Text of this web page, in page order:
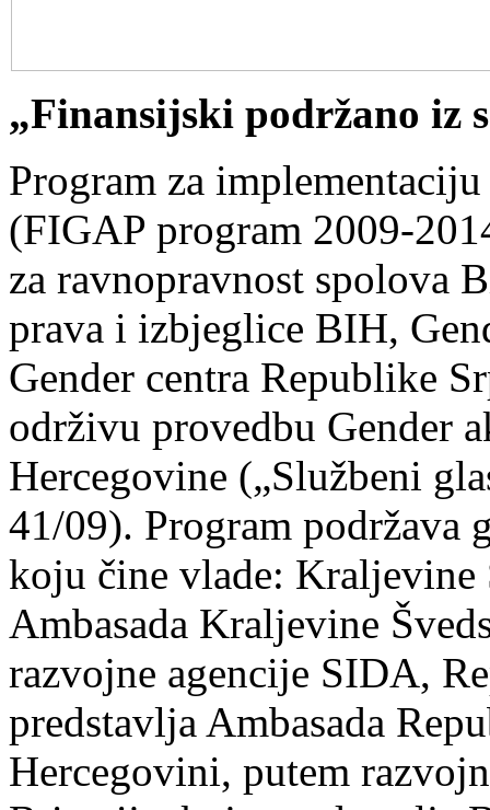
„Finansijski podržano iz
Program za
(FIGAP program 2009-
za ravnopravnost spolova
prava i izbjeglice BIH,
Gender centra Republike
održivu provedbu Gender
Hercegovine („Službeni
41/09). Program podržava
koju čine vlade: Kraljevine
Ambasada Kraljevine
razvojne agencije SIDA,
predstavlja Ambasada
Hercegovini, putem